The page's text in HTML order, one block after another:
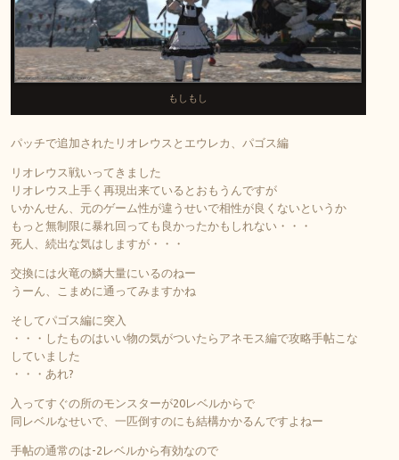
もしもし
パッチで追加されたリオレウスとエウレカ、パゴス編
リオレウス戦いってきました
リオレウス上手く再現出来ているとおもうんですが
いかんせん、元のゲーム性が違うせいで相性が良くないというか
もっと無制限に暴れ回っても良かったかもしれない・・・
死人、続出な気はしますが・・・
交換には火竜の鱗大量にいるのねー
うーん、こまめに通ってみますかね
そしてパゴス編に突入
・・・したものはいい物の気がついたらアネモス編で攻略手帖こな
していました
・・・あれ?
入ってすぐの所のモンスターが20レベルからで
同レベルなせいで、一匹倒すのにも結構かかるんですよねー
手帖の通常のは-2レベルから有効なので